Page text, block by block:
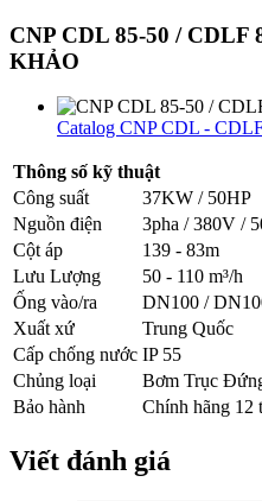
CNP CDL 85-50 /
KHẢO
Catalog CNP CDL -
Thông số kỹ thuật
Công suất
37KW / 50HP
Nguồn điện
3pha / 380V /
Cột áp
139 - 83m
Lưu Lượng
50 - 110 m³/h
Ống vào/ra
DN100 /
Xuất xứ
Trung Quốc
Cấp chống nước IP 55
Chủng loại
Bơm Trục
Bảo hành
Chính hãng 12
Viết đánh giá